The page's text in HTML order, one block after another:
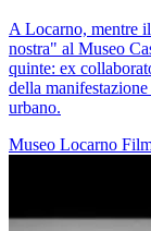
A Locarno, mentre
nostra" al Museo
quinte: ex
della
urbano.
Museo Locarno